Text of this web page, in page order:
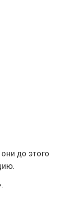
до этого